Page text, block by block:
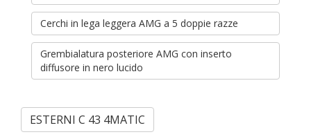
Cerchi in lega leggera AMG a 5 doppie razze
Grembialatura posteriore AMG con inserto
diffusore in nero lucido
ESTERNI C 43 4MATIC